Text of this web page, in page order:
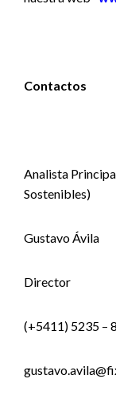
Contactos
Analista
Sostenibles)
Gustavo Ávila
Director
(+5411) 5235 –